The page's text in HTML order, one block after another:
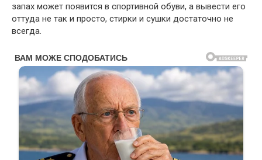
запах может появится в спортивной обуви, а вывести его
оттуда не так и просто, стирки и сушки достаточно не
всегда.